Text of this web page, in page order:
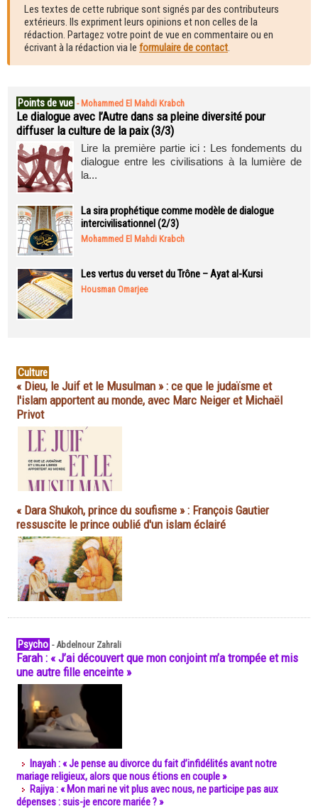
Les textes de cette rubrique sont signés par des contributeurs
extérieurs. Ils expriment leurs opinions et non celles de la
rédaction. Partagez votre point de vue en commentaire ou en
écrivant à la rédaction via le formulaire de contact.
Points de vue - Mohammed El Mahdi Krabch
Le dialogue avec l’Autre dans sa pleine diversité pour
diffuser la culture de la paix (3/3)
Lire la première partie ici : Les fondements du
dialogue entre les civilisations à la lumière de
la...
La sira prophétique comme modèle de dialogue
intercivilisationnel (2/3)
Mohammed El Mahdi Krabch
Les vertus du verset du Trône – Ayat al-Kursi
Housman Omarjee
Culture
« Dieu, le Juif et le Musulman » : ce que le judaïsme et
l'islam apportent au monde, avec Marc Neiger et Michaël
Privot
« Dara Shukoh, prince du soufisme » : François Gautier
ressuscite le prince oublié d'un islam éclairé
Psycho -Abdelnour Zahrali
Farah : « J’ai découvert que mon conjoint m’a trompée et mis
une autre fille enceinte »
Inayah : « Je pense au divorce du fait d’infidélités avant notre
mariage religieux, alors que nous étions en couple »
Rajiya : « Mon mari ne vit plus avec nous, ne participe pas aux
dépenses : suis-je encore mariée ? »